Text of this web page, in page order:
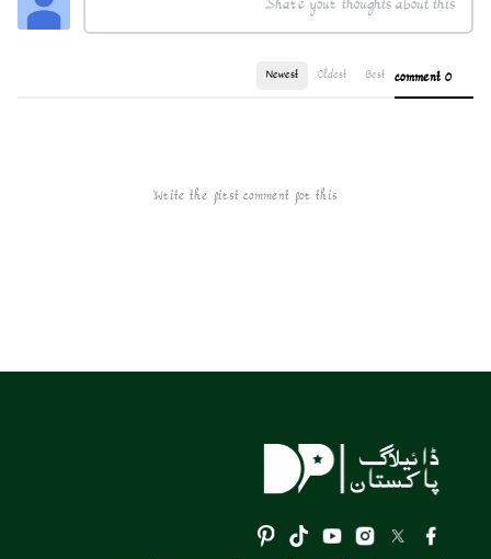
0 comment
Best
Oldest
Newest
Write the first comment for this!